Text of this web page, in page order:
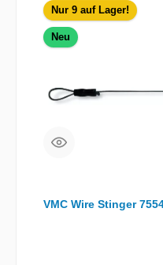
Nur 9 auf Lager!
Neu
VMC Wire Stinger